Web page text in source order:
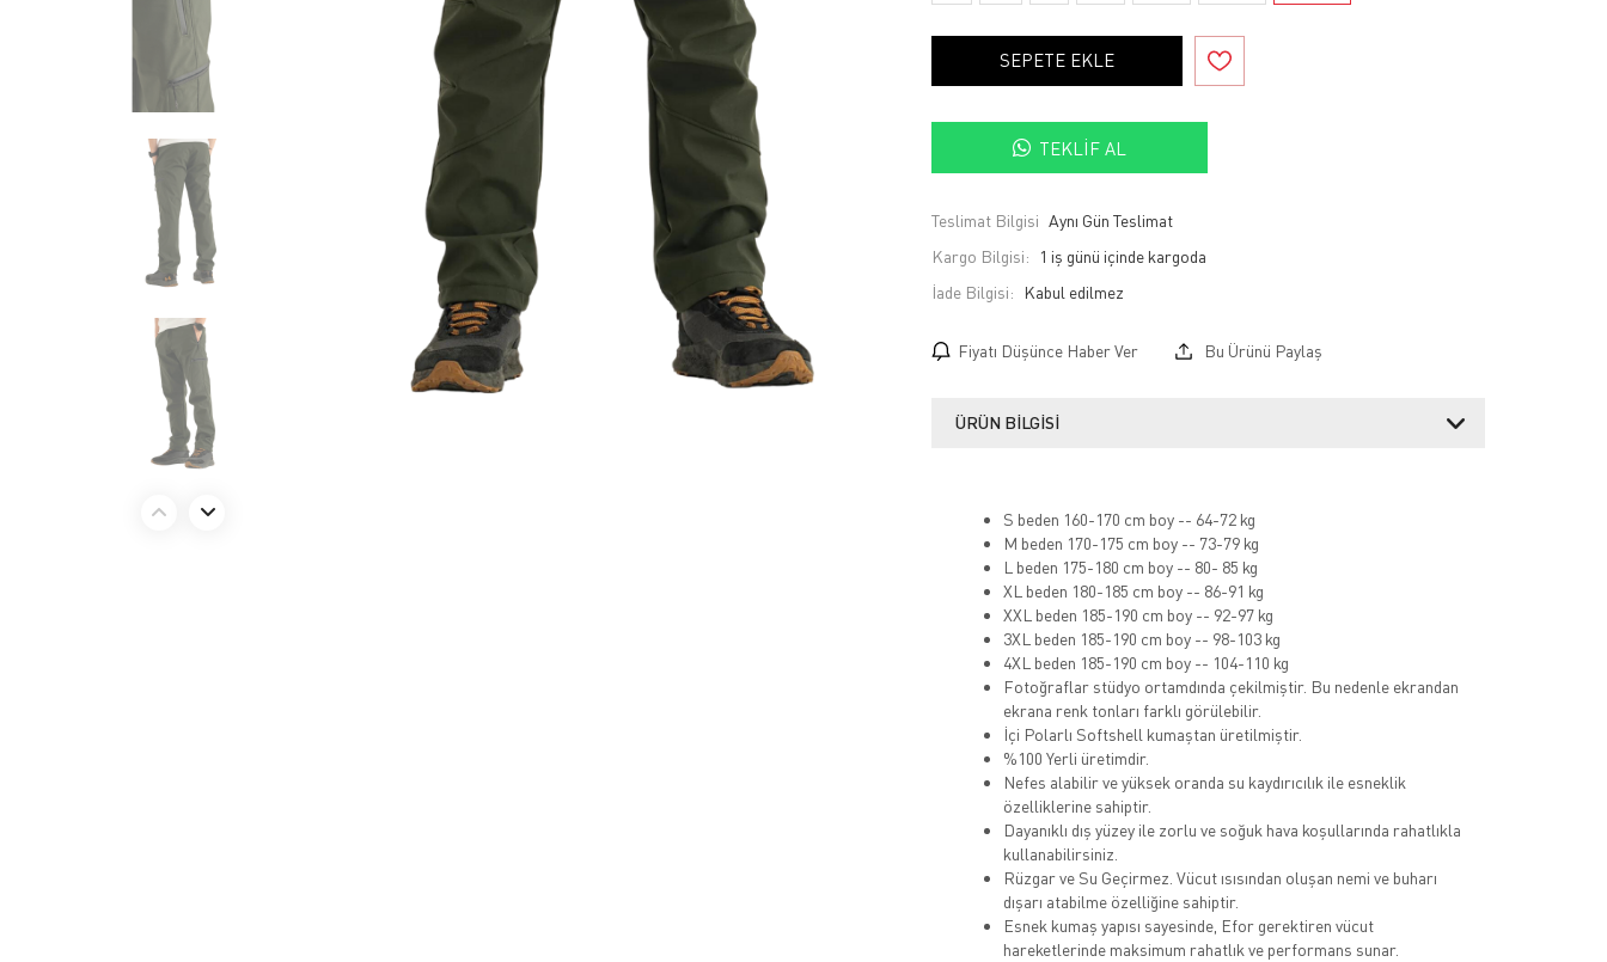
SEPETE EKLE
TEKLIF AL
Teslimat Bilgisi Aynı Gün Teslimat
Kargo Bilgisi:
1 iş günü içinde kargoda
İade Bilgisi:
Fiyatı Düşünce Haber Ver Bu Ürünü Paylaş
ÜRÜN BILGISI
S beden 160-170 cm boy -- 64-72 kg
M beden 170-175 cm boy -- 73-79 kg
L beden 175-180 cm boy -- 80- 85 kg
XL beden 180-185 cm boy -- 86-91 kg
XXL beden 185-190 cm boy -- 92-97 kg
3XL beden 185-190 cm boy -- 98-103 kg
4XL beden 185-190 cm boy -- 104-110 kg
Fotoğraflar stüdyo ortamdında çekilmiştir. Bu nedenle ekrandan
ekrana renk tonları farklı görülebilir.
İçi Polarlı Softshell kumaştan üretilmiştir.
%100 Yerli üretimdir.
Nefes alabilir ve yüksek oranda su kaydırıcılık ile esneklik
özelliklerine sahiptir.
Dayanıklı dış yüzey ile zorlu ve soğuk hava koşullarında rahatlıkla
kullanabilirsiniz.
Rüzgar ve Su Geçirmez. Vücut ısısından oluşan nemi ve buharı
dışarı atabilme özelliğine sahiptir.
Esnek kumaş yapısı sayesinde, Efor gerektiren vücut
hareketlerinde maksimum rahatlık ve performans sunar.